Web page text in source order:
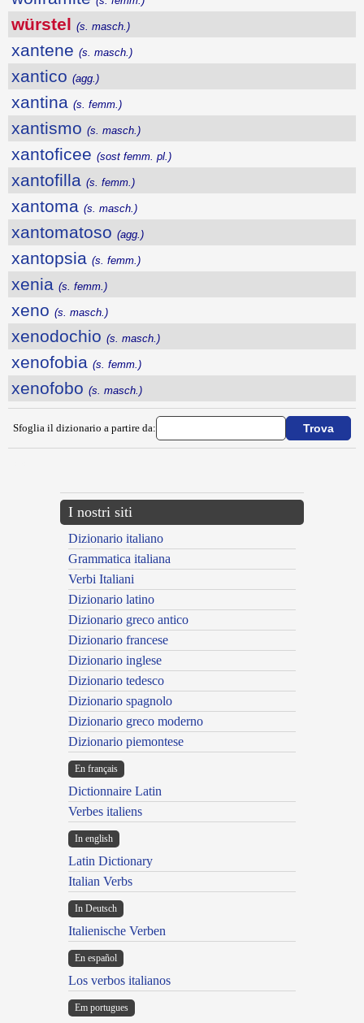
würstel (s. masch.)
xantene (s. masch.)
xantico (agg.)
xantina (s. femm.)
xantismo (s. masch.)
xantoficee (sost femm. pl.)
xantofilla (s. femm.)
xantoma (s. masch.)
xantomatoso (agg.)
xantopsia (s. femm.)
xenia (s. femm.)
xeno (s. masch.)
xenodochio (s. masch.)
xenofobia (s. femm.)
xenofobo (s. masch.)
Sfoglia il dizionario a partire da:
I nostri siti
Dizionario italiano
Grammatica italiana
Verbi Italiani
Dizionario latino
Dizionario greco antico
Dizionario francese
Dizionario inglese
Dizionario tedesco
Dizionario spagnolo
Dizionario greco moderno
Dizionario piemontese
En français
Dictionnaire Latin
Verbes italiens
In english
Latin Dictionary
Italian Verbs
In Deutsch
Italienische Verben
En español
Los verbos italianos
Em portugues